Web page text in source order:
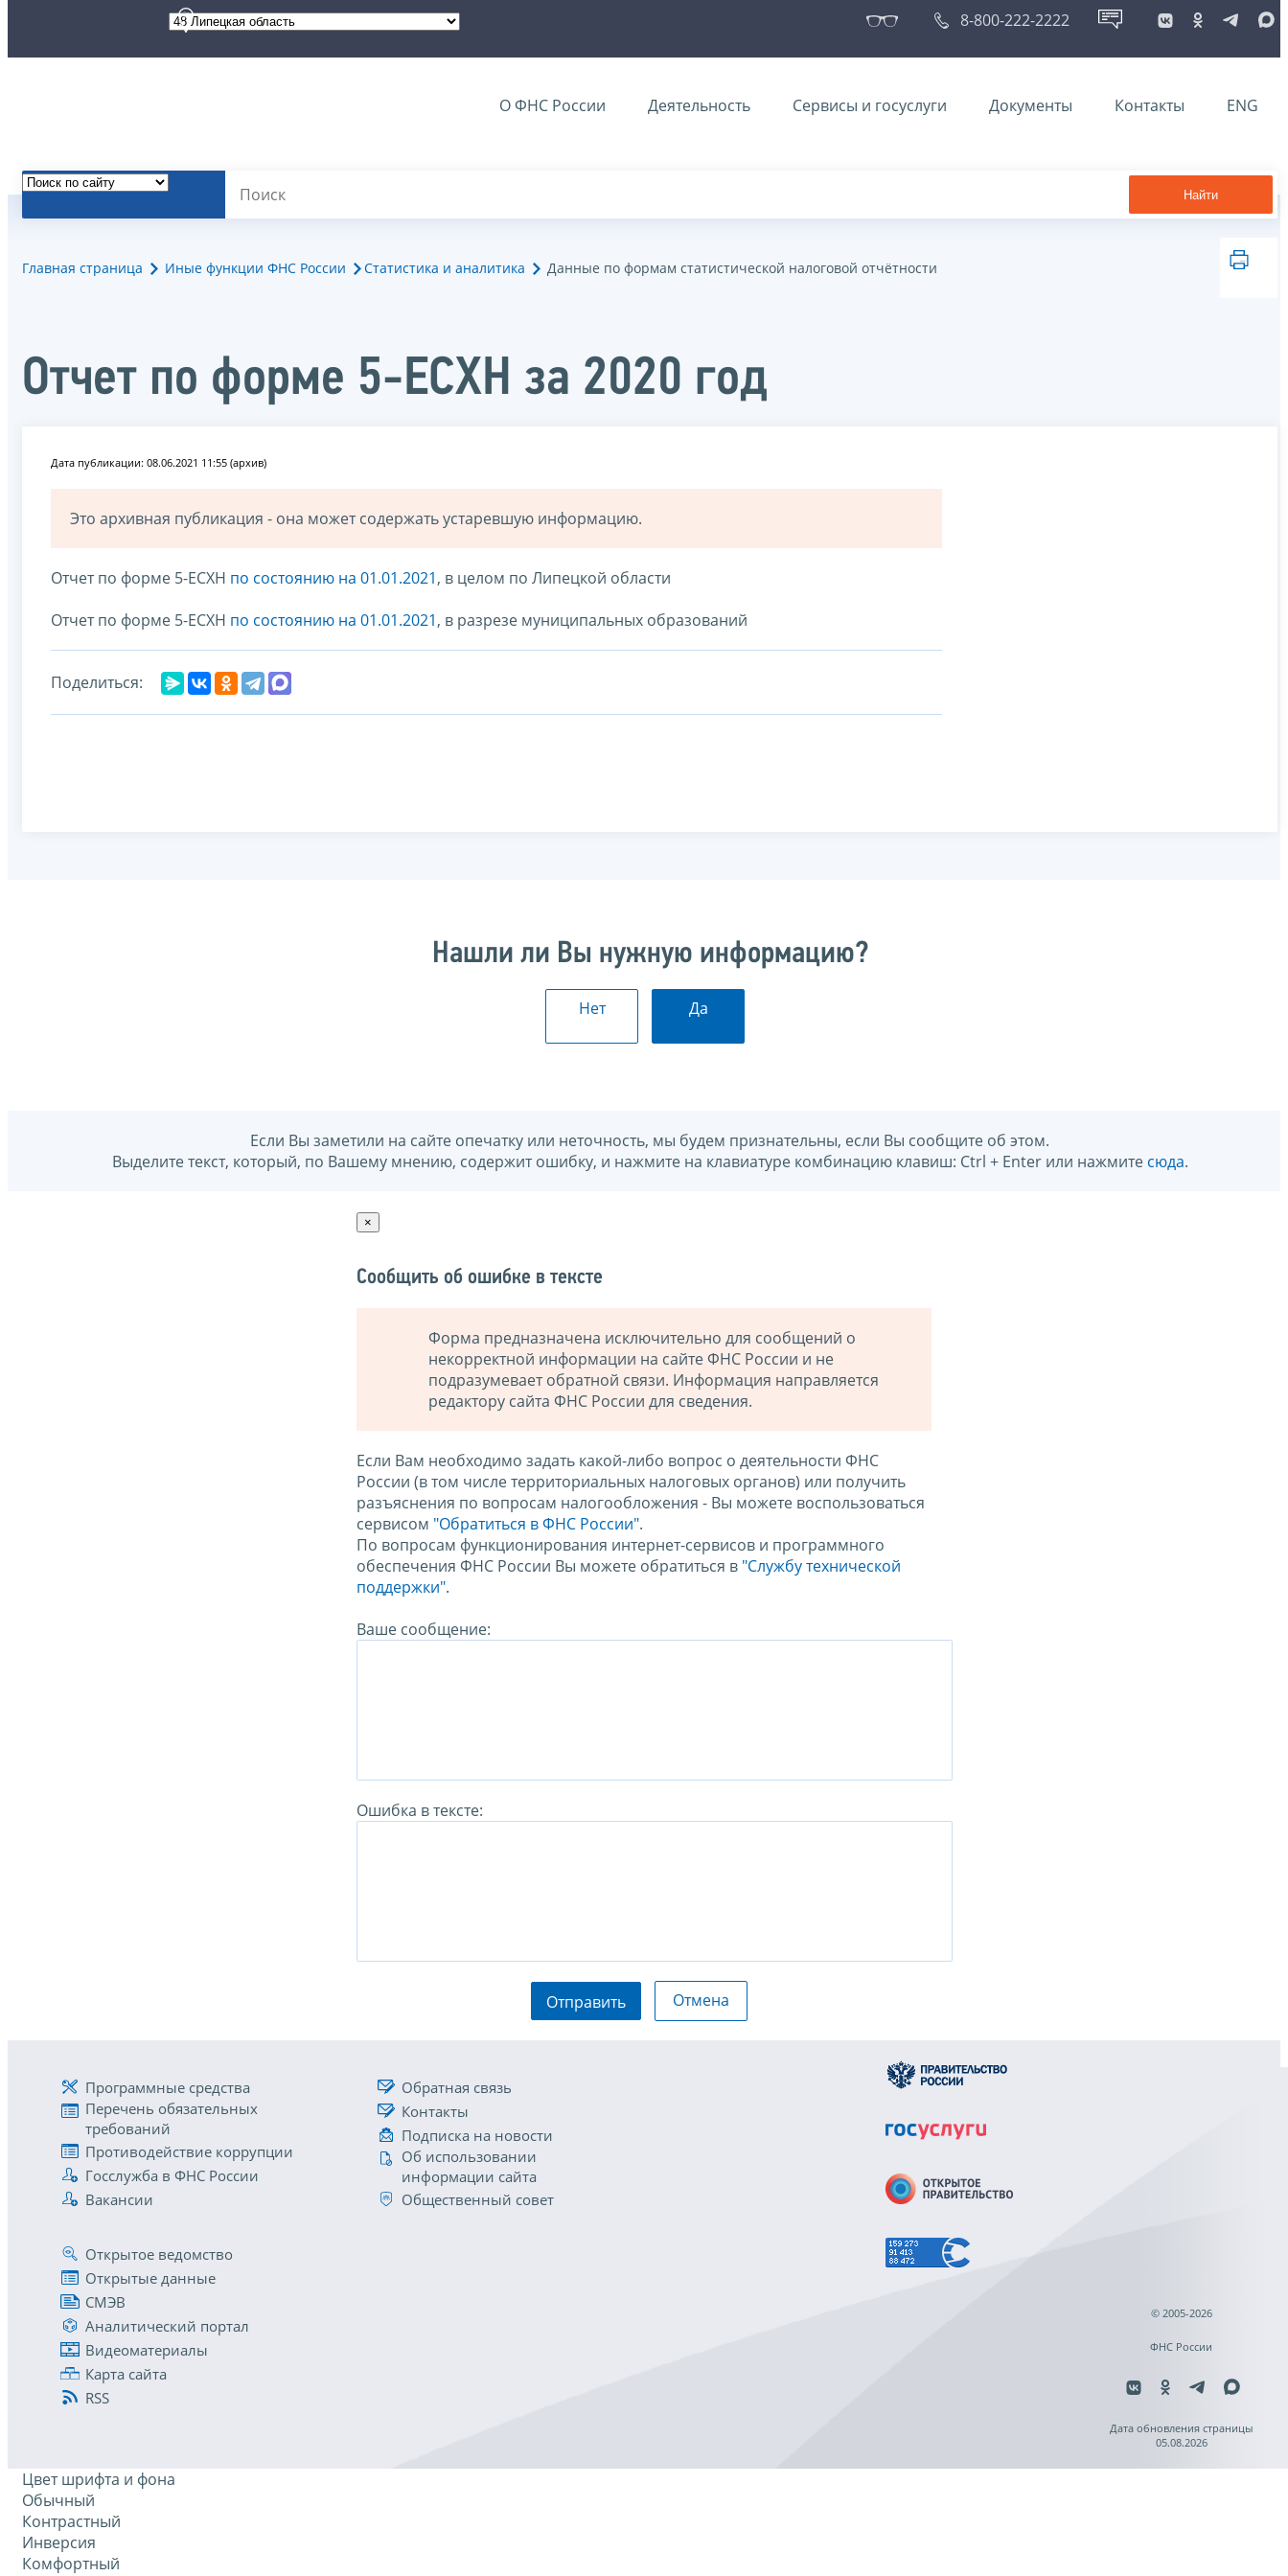
8-800-222-2222
О ФНС России Деятельность Сервисы и госуслуги Документы Контакты ENG
Найти
Главная страница Иные функции ФНС России Статистика и аналитика Данные по формам статистической налоговой отчётности
Отчет по форме 5-ЕСХН за 2020 год
Дата публикации: 08.06.2021 11:55 (архив)
Это архивная публикация - она может содержать устаревшую информацию.
Отчет по форме 5-ЕСХН по состоянию на 01.01.2021, в целом по Липецкой области
Отчет по форме 5-ЕСХН по состоянию на 01.01.2021, в разрезе муниципальных образований
Поделиться:
Нашли ли Вы нужную информацию?
Нет Да
Если Вы заметили на сайте опечатку или неточность, мы будем признательны, если Вы сообщите об этом.
Выделите текст, который, по Вашему мнению, содержит ошибку, и нажмите на клавиатуре комбинацию клавиш: Ctrl + Enter или нажмите сюда.
×
Сообщить об ошибке в тексте
Форма предназначена исключительно для сообщений о
некорректной информации на сайте ФНС России и не
подразумевает обратной связи. Информация направляется
редактору сайта ФНС России для сведения.
Если Вам необходимо задать какой-либо вопрос о деятельности ФНС
России (в том числе территориальных налоговых органов) или получить
разъяснения по вопросам налогообложения - Вы можете воспользоваться
сервисом "Обратиться в ФНС России".
По вопросам функционирования интернет-сервисов и программного
обеспечения ФНС России Вы можете обратиться в "Службу технической
поддержки".
Ваше сообщение:
Ошибка в тексте:
Отправить Отмена
Программные средства
Перечень обязательных
требований
Противодействие коррупции
Госслужба в ФНС России
Вакансии
Обратная связь
Контакты
Подписка на новости
Об использовании
информации сайта
Общественный совет
Открытое ведомство
Открытые данные
СМЭВ
Аналитический портал
Видеоматериалы
Карта сайта
RSS
© 2005-2026
ФНС России
Дата обновления страницы
05.08.2026
Цвет шрифта и фона
Обычный
Контрастный
Инверсия
Комфортный